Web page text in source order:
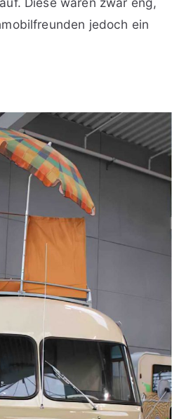
jedoch ein